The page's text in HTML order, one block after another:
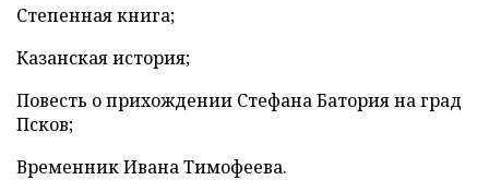
Степенная книга;
Казанская история;
Повесть о прихождении Стефана Батория на град
Псков;
Временник Ивана Тимофеева.